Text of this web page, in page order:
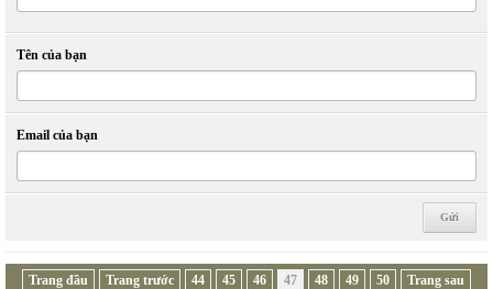
Tên của bạn
Email của bạn
Trang đầu Trang trước 44 45 46 47 48 49 50
Trang sau